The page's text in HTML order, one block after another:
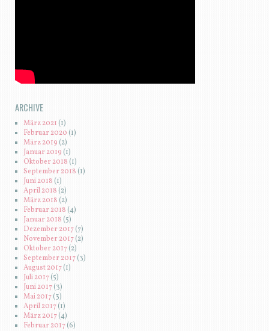
ARCHIVE
März 2021(1)
Februar 2020 (1)
März 2019 (2)
Januar 2019 (1)
Oktober 2018(1)
September 2018 (1)
Juni 2018 (1)
April 2018(2)
März 2018 (2)
Februar 2018(4)
Januar 2018 (5)
Dezember 2017(7)
November 2017(2)
Oktober 2017(2)
September 2017(3)
August 2017(1)
Juli 2017(5)
Juni 2017(3)
Mai 2017(3)
April 2017(1)
März 2017(4)
Februar 2017(6)